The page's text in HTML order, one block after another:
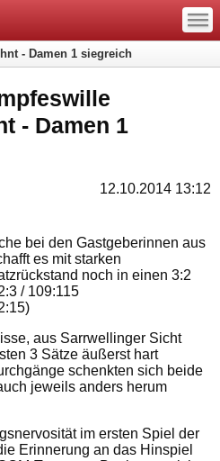
—
—
—
- Damen 1 siegreich
- Damen 1
12.10.2014 13:12
bei den Gastgeberinnen aus
es mit starken
noch in einen 3:2
/ 109:115
aus Sarrwellinger Sicht
3 Sätze äußerst hart
schenkten sich beide
jeweils anders herum
im ersten Spiel der
Erinnerung an das Hinspiel